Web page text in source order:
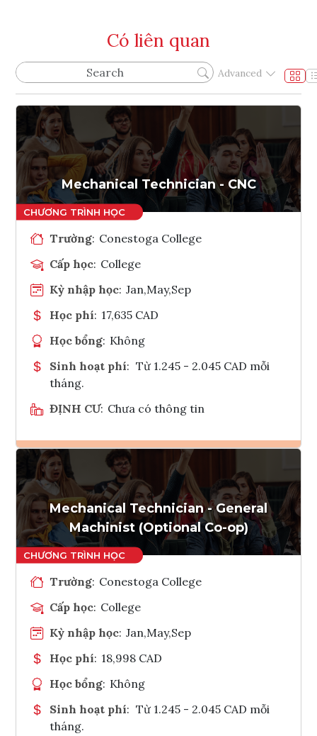
Có liên quan
Advanced
Mechanical Technician - CNC
Trường: Conestoga College
Cấp học: College
Kỳ nhập học: Jan,May,Sep
Học phí: 17,635 CAD
Học bổng: Không
Sinh hoạt phí: Từ 1.245 - 2.045 CAD mỗi
tháng.
ĐỊNH CƯ: Chưa có thông tin
Ghi danh
Tham vấn Interlink
Mechanical Technician - General
Machinist (Optional Co-op)
Trường: Conestoga College
Cấp học: College
Kỳ nhập học: Jan,May,Sep
Học phí: 18,998 CAD
Học bổng: Không
Sinh hoạt phí: Từ 1.245 - 2.045 CAD mỗi
tháng.